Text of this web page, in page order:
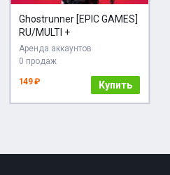
Ghostrunner [EPIC GAMES]
RU/MULTI +
Аренда аккаунтов
0 продаж
149 ₽ Купить